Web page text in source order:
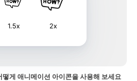
1.5x 2x
게 애니메이션 아이콘을 사용해 보세요